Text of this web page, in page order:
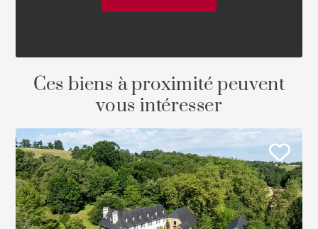
Ces biens à proximité peuvent
vous intéresser